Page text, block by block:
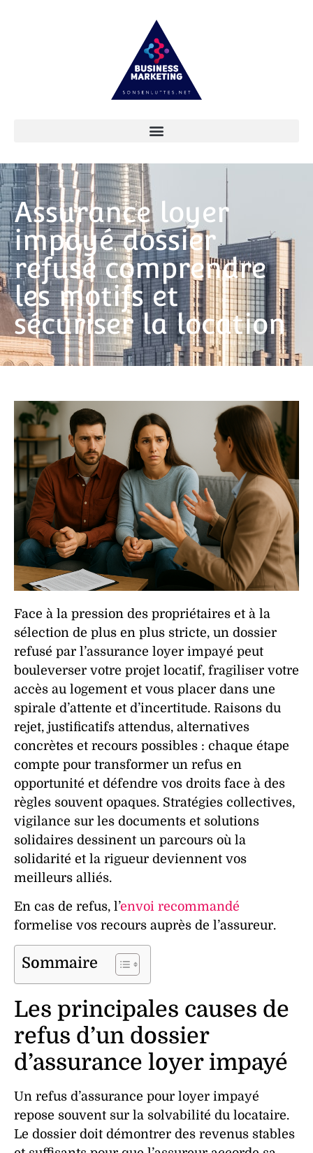
Assurance loyer
impayé dossier
refusé comprendre
les motifs et
sécuriser la location
Face à la pression des propriétaires et à la
sélection de plus en plus stricte, un dossier
refusé par l’assurance loyer impayé peut
bouleverser votre projet locatif, fragiliser votre
accès au logement et vous placer dans une
spirale d’attente et d’incertitude. Raisons du
rejet, justificatifs attendus, alternatives
concrètes et recours possibles : chaque étape
compte pour transformer un refus en
opportunité et défendre vos droits face à des
règles souvent opaques. Stratégies collectives,
vigilance sur les documents et solutions
solidaires dessinent un parcours où la
solidarité et la rigueur deviennent vos
meilleurs alliés.
En cas de refus, l’envoi recommandé
formelise vos recours auprès de l’assureur.
Sommaire
Les principales causes de
refus d’un dossier
d’assurance loyer impayé
Un refus d’assurance pour loyer impayé
repose souvent sur la solvabilité du locataire.
Le dossier doit démontrer des revenus stables